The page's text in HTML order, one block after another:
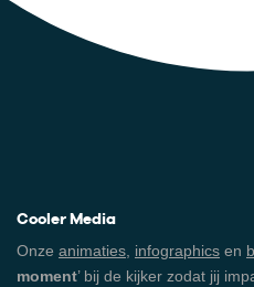
Cooler Media
Onze animaties, infographics en
moment’ bij de kijker zodat jij